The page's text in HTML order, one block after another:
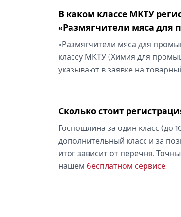
В каком классе МКТУ
«Размягчители мяса
«Размягчители мяса для
классу МКТУ (Химия для
указывают в заявке на
Сколько стоит
Госпошлина за один класс (до
дополнительный класс и за
итог зависит от перечня.
нашем бесплатном сервисе.